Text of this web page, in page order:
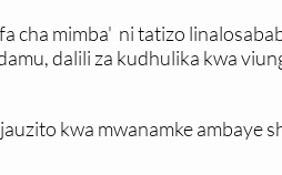
cha mimba' ni tatizo
dalili za kudhulika kwa
kwa mwanamke ambaye